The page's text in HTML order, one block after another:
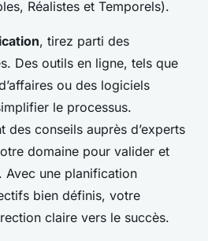
Réalistes et Temporels).
, tirez parti des
Des outils en ligne, tels que
ou des logiciels
le processus.
des conseils auprès d’experts
domaine pour valider et
une planification
bien définis, votre
claire vers le succès.